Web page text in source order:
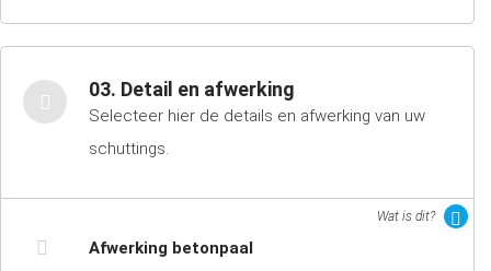
03. Detail en afwerking
Selecteer hier de details en afwerking van uw
schuttings.
Wat is dit?
Afwerking betonpaal